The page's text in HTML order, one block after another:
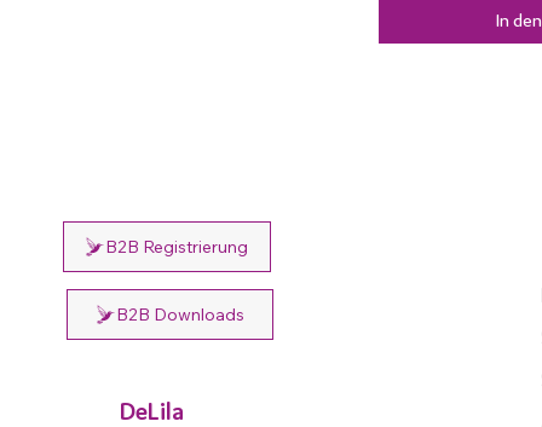
In
B2B Registrierung
B2B Downloads
DeLila